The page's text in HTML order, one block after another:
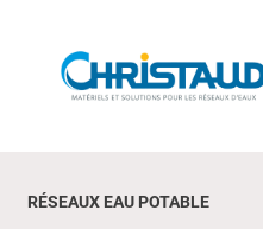
RÉSEAUX EAU POTABLE